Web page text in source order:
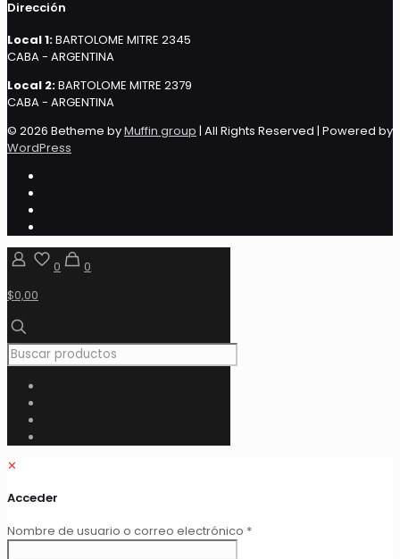
Dirección
Local 1:BARTOLOME MITRE 2345
CABA - ARGENTINA
Local 2:BARTOLOME MITRE 2379
CABA - ARGENTINA
© 2026 Betheme byMuffin group | All Rights Reserved | Powered by
WordPress
0
0
$0,00
✕
Acceder
Nombre de usuario o correo electrónico *Obligatorio